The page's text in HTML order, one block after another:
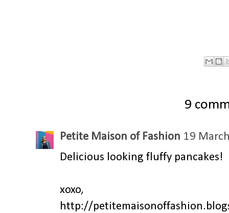
9
Petite Maison of Fashion 19
Delicious looking fluffy pancakes!
xoxo,
http://